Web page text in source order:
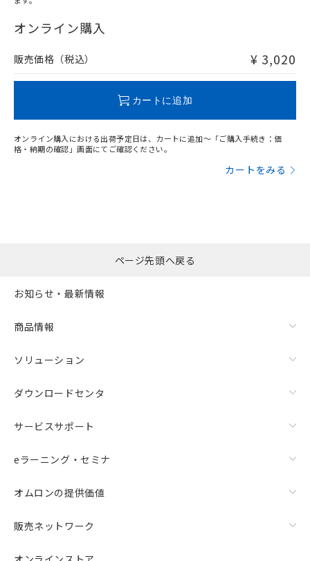
在庫等で未対応品が混在する可能性があります。
問い合わせください。
オンライン購入
販売価格（税込） ¥ 3,020
カートに追加
オンライン購入における出荷予定日は、カートに追加～「ご購入手続き：価
格・納期の確認」画面にてご確認ください。
カートをみる
ページ先頭へ戻る
お知らせ・最新情報
商品情報
ソリューション
ダウンロードセンタ
サービスサポート
eラーニング・セミナ
オムロンの提供価値
販売ネットワーク